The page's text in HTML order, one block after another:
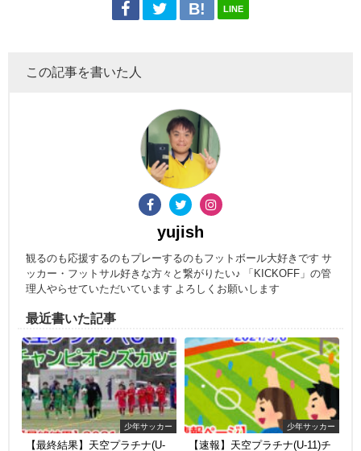
LINE
この記事を書いた人
yujish
観るのも応援するのもプレーするのもフットボール大好きです サ
ッカー・フットサル好きな方々と繋がりたい♪ 「KICKOFF」の管
理人やらせていただいています よろしくお願いします
最近書いた記事
少年サッカー
【最終結果】天空プラチナ(U-
少年サッカー
【速報】天空プラチナ(U-11)チ